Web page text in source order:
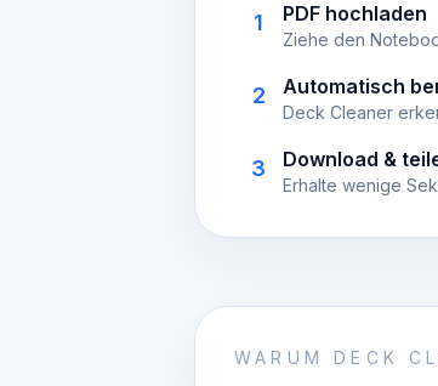
1 PDF hochladen
Ziehe den
2 Automatisch
Deck Cleaner
3 Download &
Erhalte wenige
WARUM DECK